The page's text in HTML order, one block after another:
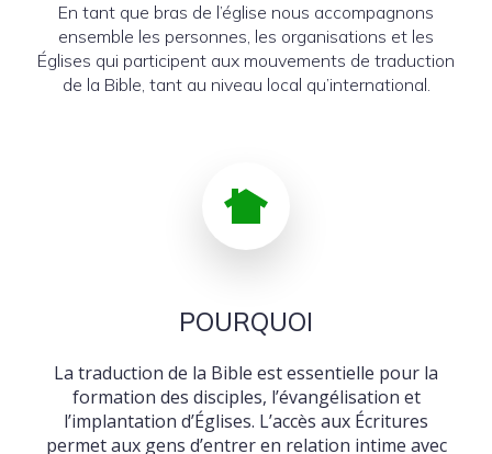
En tant que bras de l’église nous accompagnons
ensemble les personnes, les organisations et les
Églises qui participent aux mouvements de traduction
de la Bible, tant au niveau local qu’international.
POURQUOI
La traduction de la Bible est essentielle pour la
formation des disciples, l’évangélisation et
l’implantation d’Églises. L’accès aux Écritures
permet aux gens d’entrer en relation intime avec